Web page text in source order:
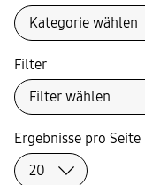
Filter
Ergebnisse pro Seite